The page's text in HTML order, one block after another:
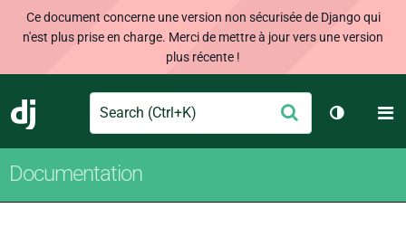
Ce document concerne une version non sécurisée de Django qui
n'est plus prise en charge. Merci de mettre à jour vers une version
plus récente !
Django
Search Envoyer
Changer
Documentation